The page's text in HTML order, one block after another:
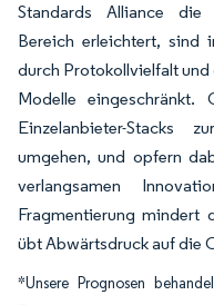
Standards Alliance die
Bereich erleichtert, sind
durch Protokollvielfalt und
Modelle eingeschränkt.
Einzelanbieter-Stacks
umgehen, und opfern
verlangsamen
Fragmentierung mindert
übt Abwärtsdruck auf die
*Unsere Prognosen